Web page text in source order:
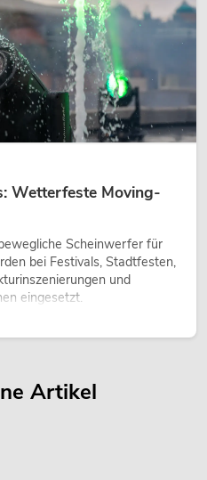
Wetterfeste Moving-
Scheinwerfer für
bei Festivals, Stadtfesten,
und
eingesetzt.
Artikel